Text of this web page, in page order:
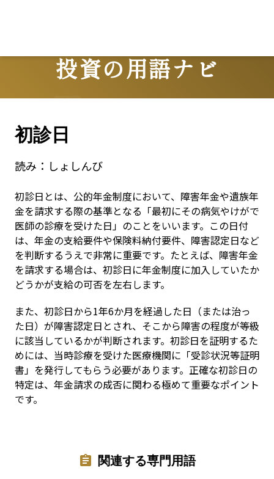
投資の用語ナビ
Terms
初診日
読み： しょしんび
初診日とは、公的年金制度において、障害年金や遺族年
金を請求する際の基準となる「最初にその病気やけがで
医師の診療を受けた日」のことをいいます。この日付
は、年金の支給要件や保険料納付要件、障害認定日など
を判断するうえで非常に重要です。たとえば、障害年金
を請求する場合は、初診日に年金制度に加入していたか
どうかが支給の可否を左右します。
また、初診日から1年6か月を経過した日（または治っ
た日）が障害認定日とされ、そこから障害の程度が等級
に該当しているかが判断されます。初診日を証明するた
めには、当時診療を受けた医療機関に「受診状況等証明
書」を発行してもらう必要があります。正確な初診日の
特定は、年金請求の成否に関わる極めて重要なポイント
です。
関連する専門用語